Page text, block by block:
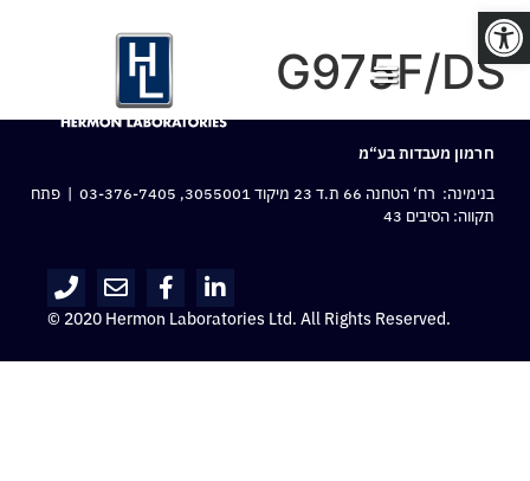
פתח סרגל נגישות
G975F/DS
חרמון מעבדות בע“מ
בנימינה: רח‘ הטחנה 66 ת.ד 23 מיקוד 3055001,
03-376-7405 | פתח
תקווה: הסיבים 43
© 2020 Hermon Laboratories Ltd. All Rights Reserved.